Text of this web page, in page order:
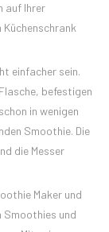
auf Ihrer
einfacher sein.
befestigen
in wenigen
Smoothie. Die
die Messer
Maker und
Smoothies und